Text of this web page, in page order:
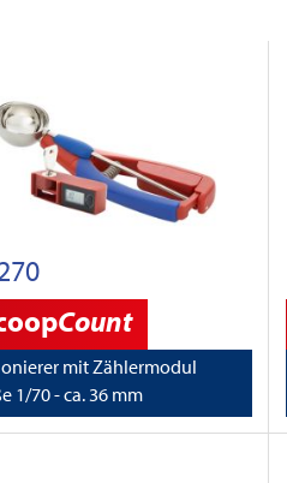
Count
mit Zählermodul
1/70 - ca. 36 mm